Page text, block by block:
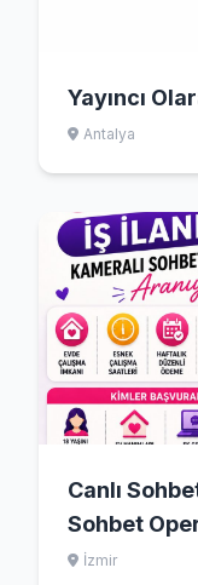
Yayıncı
Antalya
Canlı
Sohbet
İzmir